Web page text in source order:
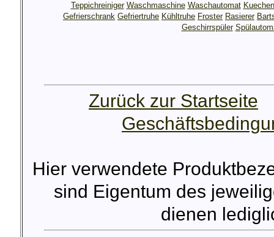
Teppichreiniger Waschmaschine Waschautomat
Gefrierschrank Gefriertruhe Kühltruhe Froster Rasierer
Geschirrspüler
Zurück zur Startseite
Hier verwendete
sind Eigentum des
dienen